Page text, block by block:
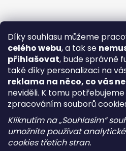
Díky souhlasu můžeme
celého webu, a tak se
přihlašovat, bude správně
také díky personalizaci na
reklama na něco, co vás
neviděli. K tomu potřebujeme
zpracováním souborů
Kliknutím na „Souhlasím“
umožníte používat
cookies třetích stran.